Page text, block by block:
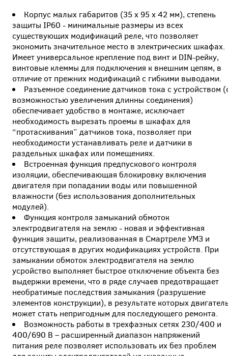
Корпус малых габаритов (35 х 95 х 42 мм), степень
защиты IP60 - минимальные размеры из всех
существующих модификаций реле, что позволяет
экономить значительное место в электрических шкафах.
Имеет универсальное крепление под винт и DIN-рейку,
винтовые клеммы для подключения к внешним цепям, в
отличие от прежних модификаций с гибкими выводами.
Разъемное соединение датчиков тока с устройством
возможностью увеличения длинны соединения)
обеспечивает удобство в монтаже, исключает
необходимость вырезать проемы в шкафах для
“протаскивания” датчиков тока, позволяет при
необходимости устанавливать реле и датчики в
раздельных шкафах или помещениях.
Встроенная функция предпускового контроля
изоляции, обеспечивающая блокировку включения
двигателя при попадании воды или повышенной
влажности (без использования дополнительных
модулей).
Функция контроля замыканий обмоток
электродвигателя на землю - новая и эффективная
функция защиты, реализованная в Смартреле УМЗ и
отсутствующая в других модификациях устройств. При
замыкании обмоток электродвигателя на землю
усройство выполняет быстрое отключение объекта без
выдержки времени, что в ряде случаев предотвращает
необратимые последствия замыкания (разрушение
элементов конструкции), в результате которых
может стать непригодным для последующего ремонта.
Возможность работы в трехфазных сетях 230/400 и
400/690 В – расширенный диапазон напряжений
питания реле позволяет использовать их без проблем